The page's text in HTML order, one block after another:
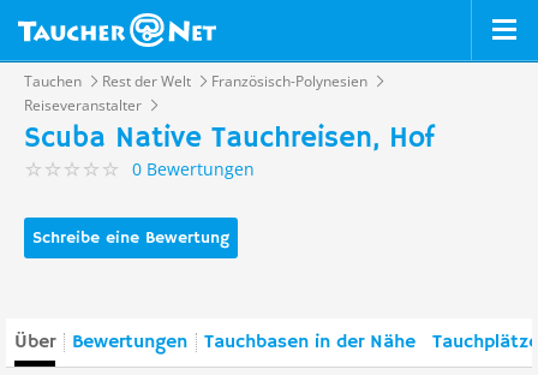
Tauchen Rest der Welt
Französisch-Polynesien
Reiseveranstalter
Scuba Native Tauchreisen, Hof
0 Bewertungen
Schreibe eine Bewertung
Über Bewertungen Tauchbasen in der Nähe